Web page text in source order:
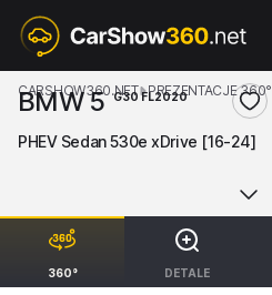
360° DETALE
CARSHOW360.NET PREZENTACJE 360°
BMW 5 G30 FL2020
PHEV Sedan 530e xDrive [16-24]